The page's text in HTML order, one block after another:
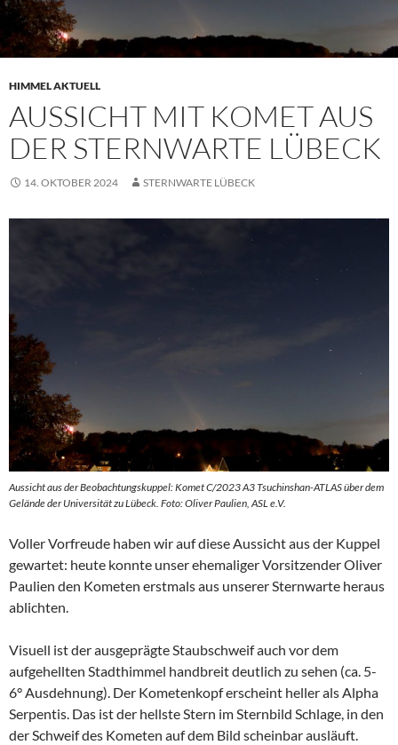
HIMMEL AKTUELL
AUSSICHT MIT KOMET AUS
DER STERNWARTE LÜBECK
14. OKTOBER 2024 STERNWARTE LÜBECK
Aussicht aus der Beobachtungskuppel: Komet C/2023 A3 Tsuchinshan-ATLAS über dem
Gelände der Universität zu Lübeck. Foto: Oliver Paulien, ASL e.V.
Voller Vorfreude haben wir auf diese Aussicht aus der Kuppel
gewartet: heute konnte unser ehemaliger Vorsitzender Oliver
Paulien den Kometen erstmals aus unserer Sternwarte heraus
ablichten.
Visuell ist der ausgeprägte Staubschweif auch vor dem
aufgehellten Stadthimmel handbreit deutlich zu sehen (ca. 5-
6° Ausdehnung). Der Kometenkopf erscheint heller als Alpha
Serpentis. Das ist der hellste Stern im Sternbild Schlage, in den
der Schweif des Kometen auf dem Bild scheinbar ausläuft.